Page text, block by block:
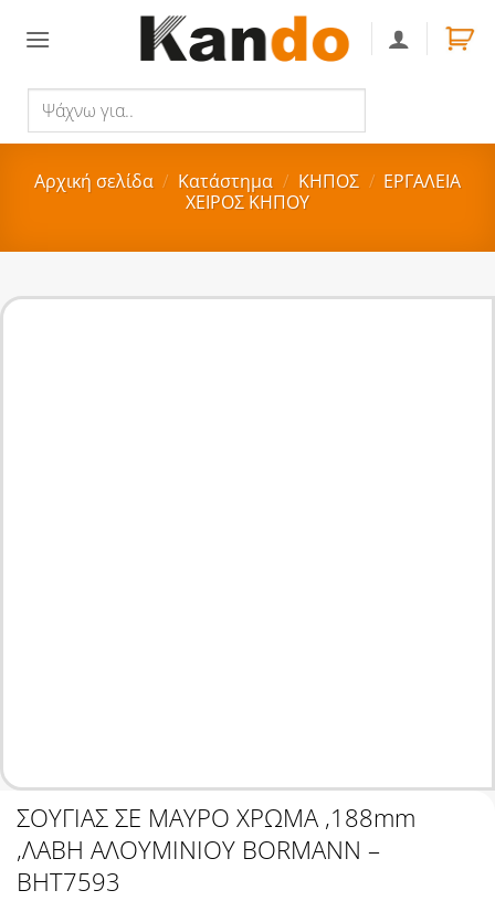
για..
Αρχική σελίδα / Κατάστημα / ΚΗΠΟΣ / ΕΡΓΑΛΕΙΑ
ΧΕΙΡΟΣ ΚΗΠΟΥ
ΣΟΥΓΙΑΣ ΣΕ ΜΑΥΡΟ ΧΡΩΜΑ ,188mm
,ΛΑΒΗ ΑΛΟΥΜΙΝΙΟΥ BORMANN –
BHT7593